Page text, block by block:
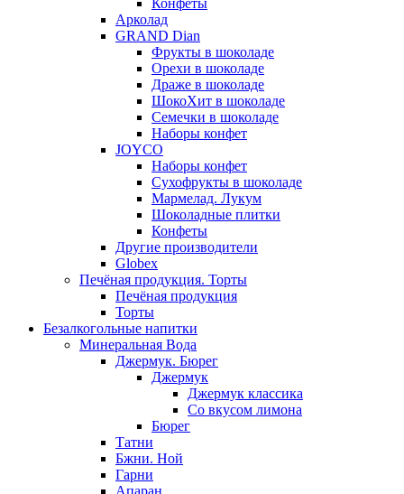
Конфеты
Арколад
GRAND Dian
Фрукты в шоколаде
Орехи в шоколаде
Драже в шоколаде
ШокоХит в шоколаде
Семечки в шоколаде
Наборы конфет
JOYCO
Наборы конфет
Сухофрукты в шоколаде
Мармелад. Лукум
Шоколадные плитки
Конфеты
Другие производители
Globex
Печёная продукция. Торты
Печёная продукция
Торты
Безалкогольные напитки
Минеральная Вода
Джермук. Бюрег
Джермук
Джермук классика
Со вкусом лимона
Бюрег
Татни
Бжни. Ной
Гарни
Апаран